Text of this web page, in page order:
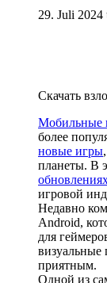
29. Juli 2024
Скачать
Мобильные
более
новые игры
планеты. В
игровой
Недавно
Android,
для
визуальные
приятным.
Одной из